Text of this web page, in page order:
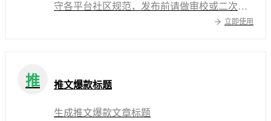
守各平台社区规范，发布前请做审校或二次修
立即使用
推 推文爆款标题
生成推文爆款文章标题